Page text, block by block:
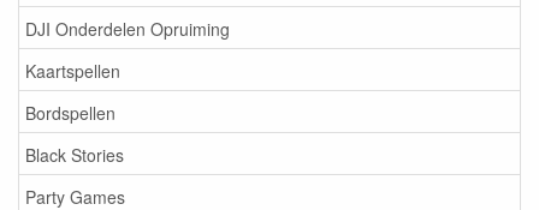
DJI Onderdelen Opruiming
Kaartspellen
Bordspellen
Black Stories
Party Games